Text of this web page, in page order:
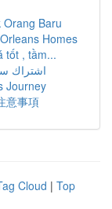
Baru
Homes
tốt , tầm...
اشتراك
Journey
意事項
Cloud | Top